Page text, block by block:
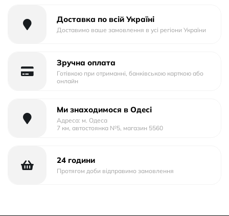
Доставка по всій Україні
Доставимо ваше замовлення в усі регіони України
Зручна оплата
Готівкою при отриманні, банківською карткою або
онлайн
Ми знаходимося в Одесі
Адреса: м. Одеса
7 км, автостоянка №5, магазин 5560
24 години
Протягом доби відправимо замовлення